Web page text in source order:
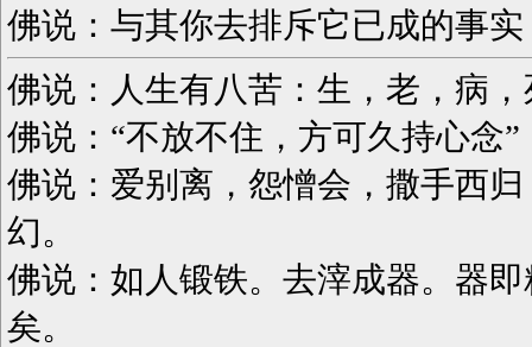
佛说：与其你去排斥它已成的事
佛说：人生有八苦：生，老，病
佛说：“不放不住，方可久持心念
佛说：爱别离，怨憎会，撒手西
幻。
佛说：如人锻铁。去滓成器。器
矣。